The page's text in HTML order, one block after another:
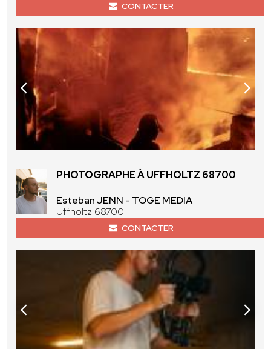
CONTACTER
PHOTOGRAPHE À UFFHOLTZ 68700
Esteban JENN - TOGE MEDIA
Uffholtz 68700
CONTACTER